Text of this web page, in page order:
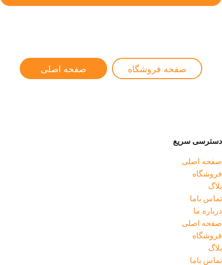
صفحه فروشگاه صفحه اصلی
دسترسی سریع
صفحه اصلی
فروشگاه
بلاگ
تماس باما
درباره ما
صفحه اصلی
فروشگاه
بلاگ
تماس باما